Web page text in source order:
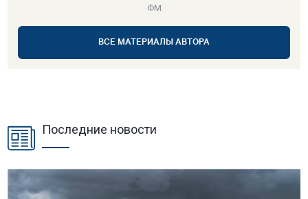
ФМ
ВСЕ МАТЕРИАЛЫ АВТОРА
Последние новости